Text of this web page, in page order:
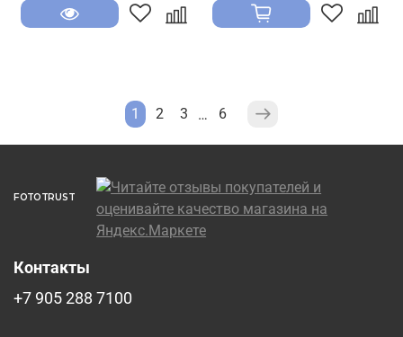
1 2 3 … 6
FOTOTRUST
Контакты
+7 905 288 7100